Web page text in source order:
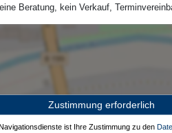
Beratung, kein Verkauf,
Zustimmung erforderlich
ist Ihre Zustimmung zu den